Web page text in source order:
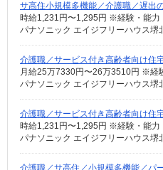
サ高住小規模多機能／介護職／遅出
時給1,231円〜1,295円 ※経験・能力
パナソニック エイジフリーハウス
介護職／サービス付き高齢者向け住
パナソニック エイジフリーハウス
介護職／サービス付き高齢者向け住
パナソニック エイジフリーハウス
介護職／サ高住／小規模多機能／パ